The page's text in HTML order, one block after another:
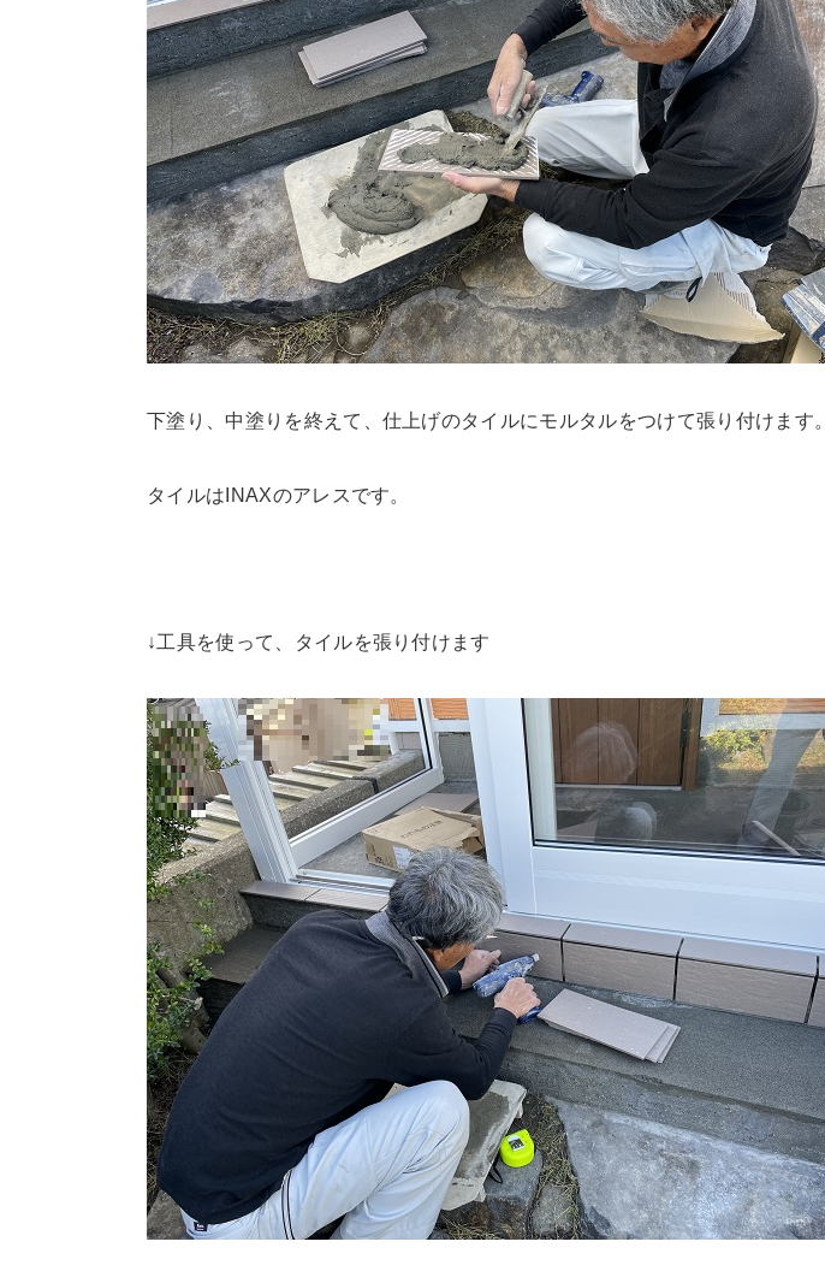
下塗り、中塗りを終えて、仕上げのタイルにモルタルをつけて張り付けます。
タイルはINAXのアレスです。
↓工具を使って、タイルを張り付けます